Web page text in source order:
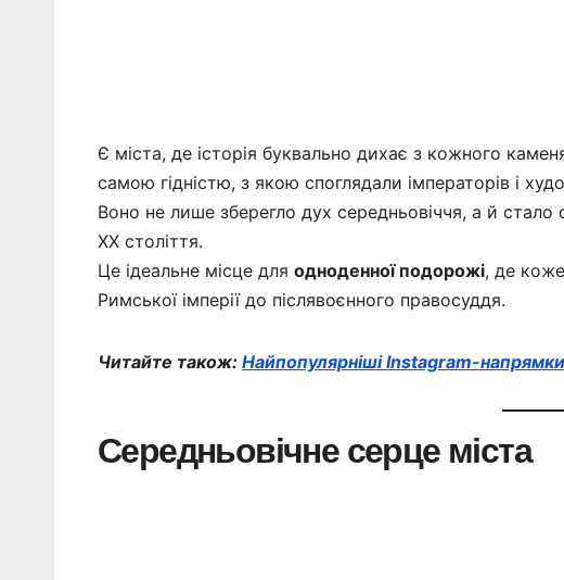
Є міста, де історія буквально дихає з кожного
самою гідністю, з якою споглядали імператорів і
Воно не лише зберегло дух середньовіччя, а й
ХХ століття.
Це ідеальне місце для одноденної подорожі, де
Римської імперії до післявоєнного правосуддя.
Читайте також: Найпопулярніші Instagram-
Середньовічне серце міста